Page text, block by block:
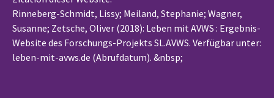
Rinneberg-Schmidt, Lissy; Meiland, Stephanie; Wagner,
Susanne; Zetsche, Oliver (2018): Leben mit AVWS : Ergebnis-
Website des Forschungs-Projekts SL.AVWS. Verfügbar unter:
leben-mit-avws.de (Abrufdatum). &nbsp;